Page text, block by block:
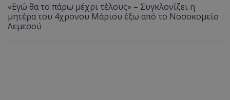
«Εγώ θα το πάρω μέχρι τέλους» – Συγκλονίζει η
μητέρα του 4χρονου Μάριου έξω από το Νοσοκομείο
Λεμεσού